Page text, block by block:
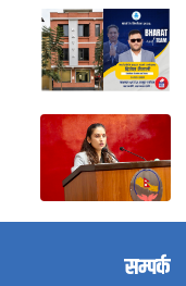
सम्पर्क